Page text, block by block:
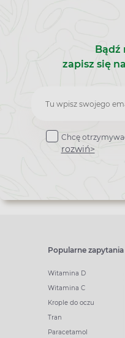
Bądź
zapisz się
Zapisz
do
newslettera
Chcę
rozwiń>
Popularne zapytania
Witamina D
Witamina C
Krople do oczu
Tran
Paracetamol